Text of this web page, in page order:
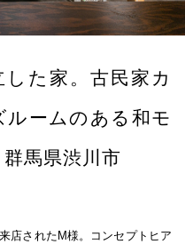
た家。古民家カ
ルームのある和モ
馬県渋川市
店されたM様。コンセプトヒア